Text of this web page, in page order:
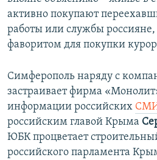
активно покупают
работы или службы россияне,
фаворитом для покупки
Симферополь наряду с
застраивает фирма
информации российских
российским главой Крыма
ЮБК процветает
российского парламента